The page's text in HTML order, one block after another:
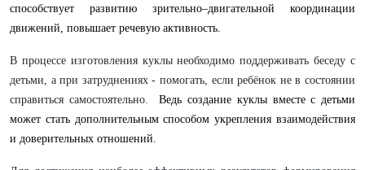
способствует развитию зрительно–двигательной координации
движений, повышает речевую активность.
В процессе изготовления куклы необходимо поддерживать беседу с
детьми, а при затруднениях - помогать, если ребёнок не в состоянии
справиться самостоятельно. Ведь создание куклы вместе с детьми
может стать дополнительным способом укрепления взаимодействия
и доверительных отношений.